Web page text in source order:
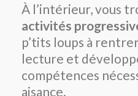
À l’intérieur, vous
activités
p’tits loups à
lecture et
compétences
aisance.